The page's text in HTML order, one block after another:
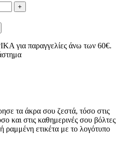
+
παραγγελίες άνω των 60€.
τα άκρα σου ζεστά, τόσο στις
και στις καθημερινές σου βόλτες
ραμμένη ετικέτα με το λογότυπο